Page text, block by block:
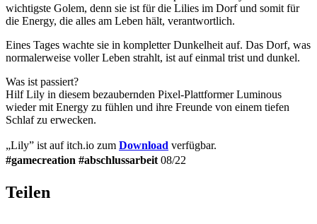
wichtigste Golem, denn sie ist für die Lilies im Dorf und somit für
die Energy, die alles am Leben hält, verantwortlich.
Eines Tages wachte sie in kompletter Dunkelheit auf. Das Dorf, was
normalerweise voller Leben strahlt, ist auf einmal trist und dunkel.
Was ist passiert?
Hilf Lily in diesem bezaubernden Pixel-Plattformer Luminous
wieder mit Energy zu fühlen und ihre Freunde von einem tiefen
Schlaf zu erwecken.
„Lily” ist auf itch.io zum Download verfügbar.
#gamecreation #abschlussarbeit 08/22
Teilen